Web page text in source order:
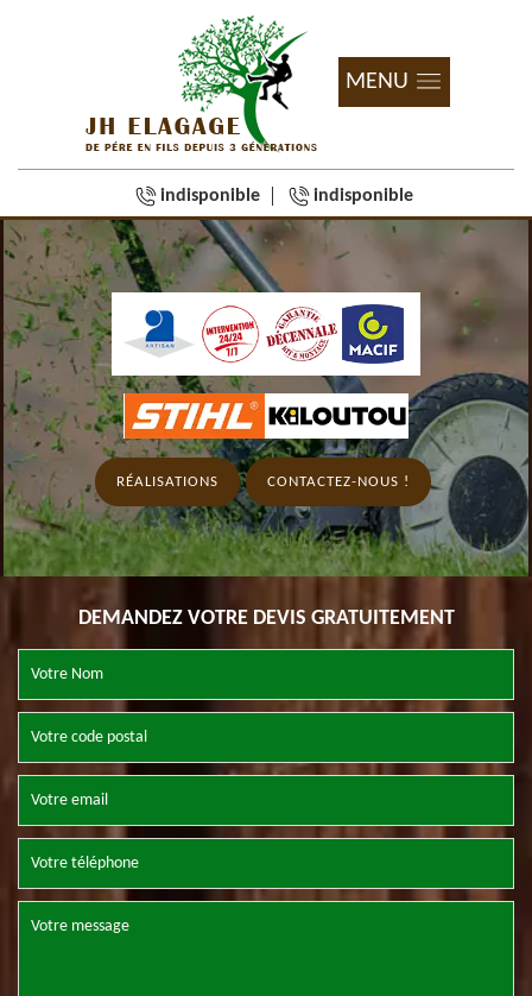
MENU
indisponible indisponible
RÉALISATIONS CONTACTEZ-NOUS !
DEMANDEZ VOTRE DEVIS GRATUITEMENT